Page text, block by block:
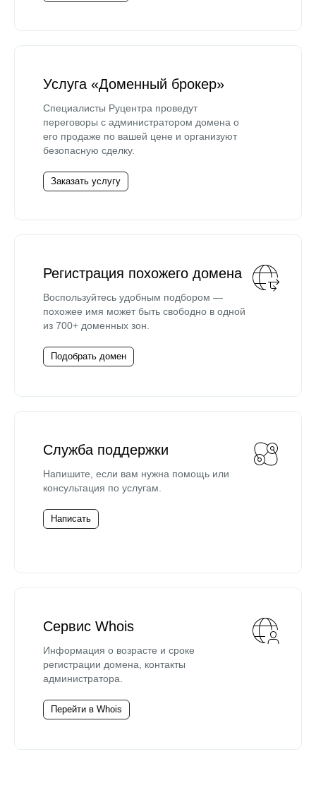
Услуга «Доменный брокер»
Специалисты Руцентра проведут
переговоры с администратором домена о
его продаже по вашей цене и организуют
безопасную сделку.
Заказать услугу
Регистрация похожего домена
Воспользуйтесь удобным подбором —
похожее имя может быть свободно в одной
из 700+ доменных зон.
Подобрать домен
Служба поддержки
Напишите, если вам нужна помощь или
консультация по услугам.
Написать
Сервис Whois
Информация о возрасте и сроке
регистрации домена, контакты
администратора.
Перейти в Whois